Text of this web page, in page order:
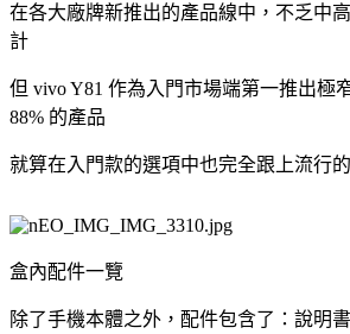
在各大廠牌新推出的產品線中，不乏中
計
但 vivo Y81 作為入門市場端第一推出極
88% 的產品
就算在入門款的選項中也完全跟上流行
盒內配件一覽
除了手機本體之外，配件包含了：說明